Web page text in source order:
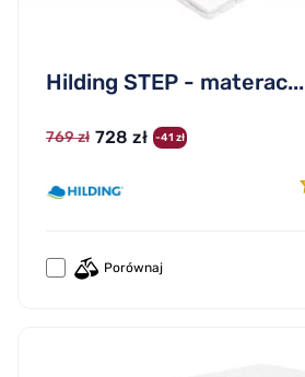
Hilding STEP - materac...
769 zł 728 zł -41 zł
Porównaj